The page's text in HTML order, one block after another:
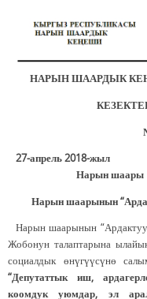
НАРЫН ШААРДЫК
27-
Нарын шаары
Нарын шаарынын
Нарын шаарынын
Жобонун талаптарына
социалдык өнүгүүсүнө
“Депутаттык иш,
коомдук уюмдар, эл